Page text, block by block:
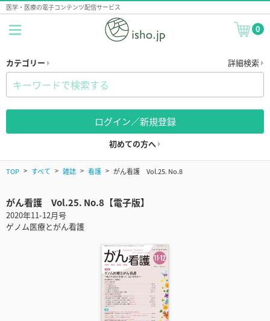
医学・医療の電子コンテンツ配信サービス
0
カテゴリー 詳細検索
ログイン／新規登録
初めての方へ
TOP すべて 雑誌 看護 がん看護 Vol.25. No.8
がん看護 Vol.25. No.8【電子版】
2020年11-12月号
ゲノム医療とがん看護